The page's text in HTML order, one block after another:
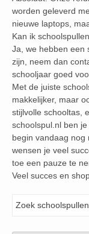
worden geleverd
nieuwe laptops,
Kan ik
Ja, we hebben een
zijn, neem dan
schooljaar goed
Met de juiste
makkelijker, maar
stijlvolle schooltas,
schoolspul.nl ben
begin vandaag nog
wensen je veel
toe een pauze te
Veel succes en
Zoeken